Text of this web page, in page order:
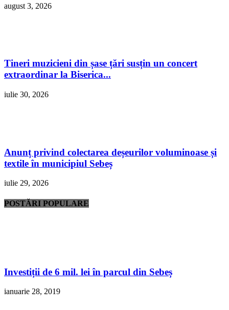
august 3, 2026
Tineri muzicieni din șase țări susțin un concert
extraordinar la Biserica...
iulie 30, 2026
Anunț privind colectarea deșeurilor voluminoase și
textile în municipiul Sebeș
iulie 29, 2026
POSTĂRI POPULARE
Investiții de 6 mil. lei în parcul din Sebeș
ianuarie 28, 2019